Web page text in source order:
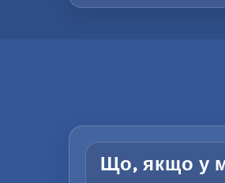
Що, якщо у